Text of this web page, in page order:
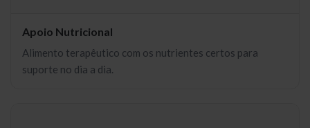
Apoio Nutricional
Alimento terapêutico com os nutrientes certos para
suporte no dia a dia.